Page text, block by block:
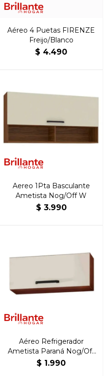
Aéreo 4 Puetas FIRENZE
Freijo/Blanco
$ 4.490
Aereo 1Pta Basculante
Ametista Nog/Off W
$ 3.990
Aéreo Refrigerador
Ametista Paraná Nog/Off
W
$ 1.990